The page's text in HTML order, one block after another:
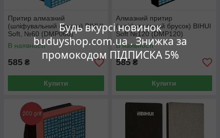
Будь вкурсі новинок
buduyshop.com.ua . Знижка за
промокодом ПІДПИСКА 5%
Притир алмазний
(шліфувальний брусок) BIHUI
Soft, №60 (DMP060)
В наявності
585 ₴
Купити
Алмазний притир
(шліфувальний брусок) BIHUI
Soft №120 (DMP120)
В наявності
585 ₴
Купити